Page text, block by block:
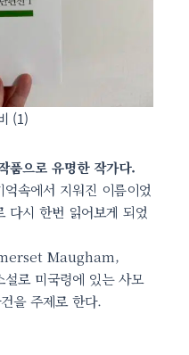
(1)
품으로 유명한 작가다.
속에서 지워진 이름이었
다시 한번 읽어보게 되었
Maugham,
로 미국령에 있는 사모
을 주제로 한다.